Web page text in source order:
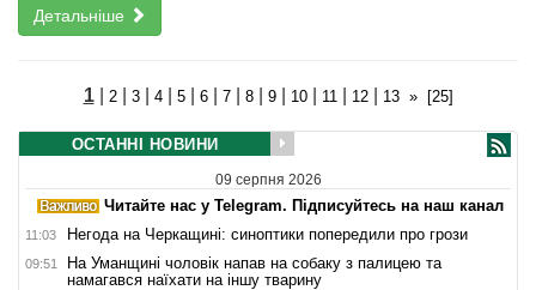
Детальніше
1| 2| 3| 4| 5| 6| 7| 8| 9| 10| 11 12| 13 » [25]
ОСТАННІ НОВИНИ
09 серпня 2026
Читайте нас у Telegram. Підписуйтесь на наш канал
11:03 Негода на Черкащині: синоптики попередили про грози
09:51
На Уманщині чоловік напав на собаку з палицею та
намагався наїхати на іншу тварину